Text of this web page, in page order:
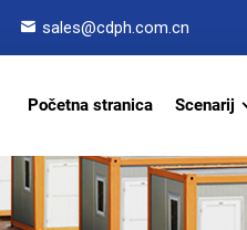
sales@cdph.com.cn
Početna stranica Scenarij